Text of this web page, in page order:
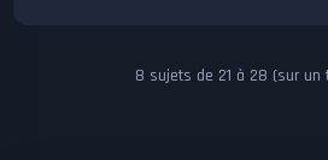
8 sujets de 21 à 28 (sur un